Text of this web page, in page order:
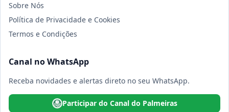
Sobre Nós
Política de Privacidade e Cookies
Termos e Condições
Canal no WhatsApp
Receba novidades e alertas direto no seu WhatsApp.
Participar do Canal do Palmeiras